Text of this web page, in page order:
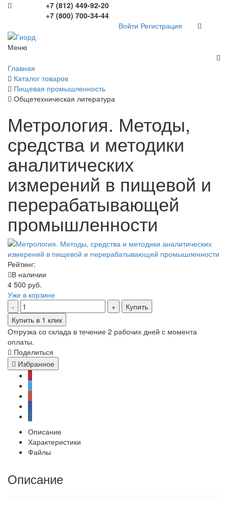
+7 (812) 449-92-20
+7 (800) 700-34-44
Войти Регистрация
Меню
Главная
Каталог товаров
Пищевая промышленность
Общетехническая литература
Метрология. Методы,
средства и методики
аналитических
измерений в пищевой и
перерабатывающей
промышленности
Рейтинг:
В наличии
4 500 руб.
Уже в корзине
Купить
Купить в 1 клик
Отгрузка со склада в течение 2 рабочих дней с момента
оплаты.
Поделиться
Избранное
Описание
Характеристики
Файлы
Описание